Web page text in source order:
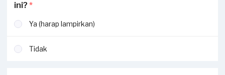
ini? *
Ya (harap lampirkan)
Tidak